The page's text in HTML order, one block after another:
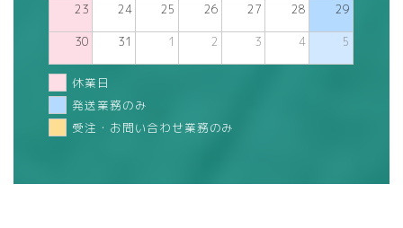
23 24 25 26 27 28 29
30 31 1 2 3 4 5
休業日
発送業務のみ
受注・お問い合わせ業務のみ